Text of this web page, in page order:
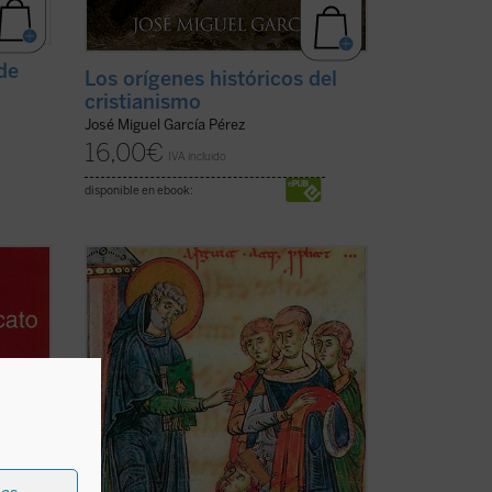
Los orígenes históricos del
cristianismo
José Miguel García Pérez
16,00€ IVA incluido
disponible en ebook:
A medida que transcurren los años y nos
vamos haciendo más conscientes de
nuestro patrimonio en todos los campos,
como criestianos y como monjes, se nos
hace más sensible la ausencia de una
síntesis ordenada y sencilla del hecho
monástico a ...(ver ficha)